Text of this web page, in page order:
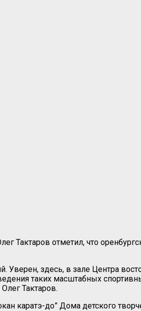
Тактаров отметил, что
Уверен, здесь, в зале Центра
таких масштабных
Тактаров.
каратэ-до” Дома детского